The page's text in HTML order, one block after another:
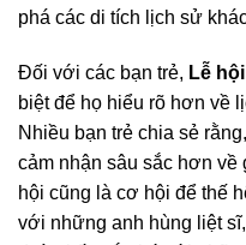
phá các di tích lịch sử
Đối với các bạn trẻ, Lễ
biệt để họ hiểu rõ hơn về
Nhiều bạn trẻ chia sẻ
cảm nhận sâu sắc hơn về
hội cũng là cơ hội để thế
với những anh hùng liệt